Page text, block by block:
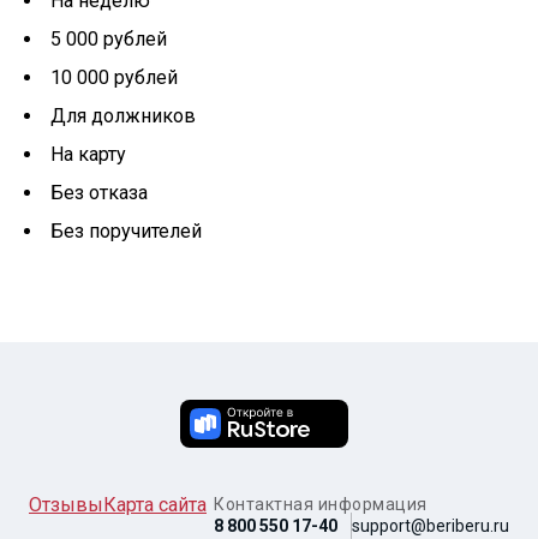
5 000 рублей
10 000 рублей
Для должников
На карту
Без отказа
Без поручителей
ОтзывыКарта сайта Контактная информация
8 800 550 17-40
support@beriberu.ru